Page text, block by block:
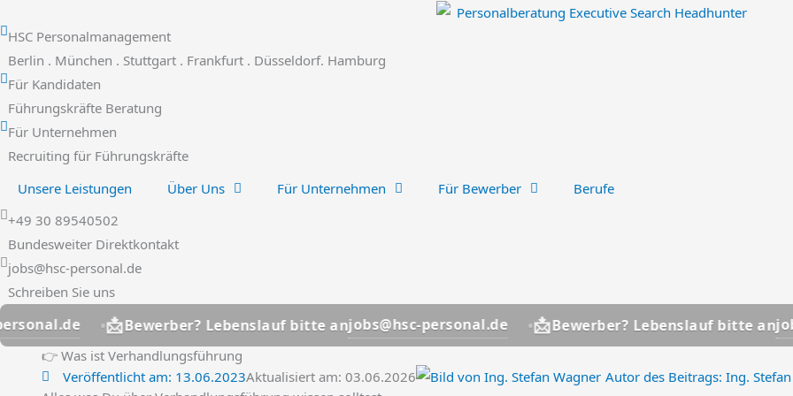
Inhalt
springen
HSC Personalmanagement
Berlin . München . Stuttgart . Frankfurt . Düsseldorf. Hamburg
Für Kandidaten
Führungskräfte Beratung
Für Unternehmen
Recruiting für Führungskräfte
Unsere Leistungen
Über Uns Für Unternehmen Für Bewerber
Berufe
+49 30 89540502
Bundesweiter Direktkontakt
jobs@hsc-personal.de
Schreiben Sie uns
📩Bewerber? Lebenslauf bitte anjobs@hsc-personal.de 📩Bewerber? Lebenslauf bitte anjobs@hsc-
👉 Was ist Verhandlungsführung
Veröffentlicht am: 13.06.2023Aktualisiert am: 03.06.2026 Autor des Beitrags: Ing.